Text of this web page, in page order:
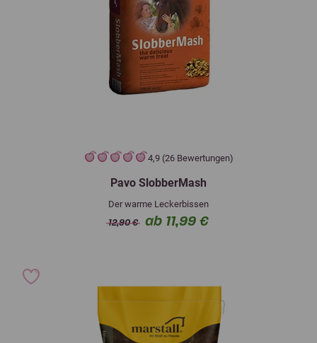
4,9 (26 Bewertungen)
Pavo SlobberMash
Der warme Leckerbissen
12,90 € ab 11,99 €